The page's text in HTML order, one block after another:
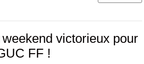
weekend victorieux pour
FF !